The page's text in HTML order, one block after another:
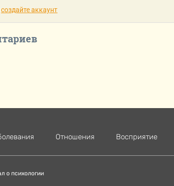
создайте аккаунт
Отношения Восприятие
о психологии